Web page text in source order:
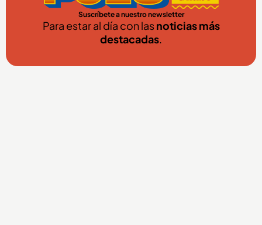
Suscríbete a nuestro newsletter
Para estar al día con lasnoticias más
destacadas.